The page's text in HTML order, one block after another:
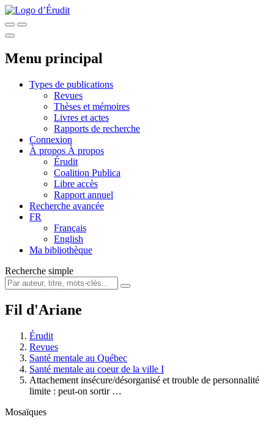
Menu principal
Types de publications
Revues
Thèses et mémoires
Livres et actes
Rapports de recherche
Connexion
À propos À propos
Érudit
Coalition Publica
Libre accès
Rapport annuel
Recherche avancée
FR
Français
English
Ma bibliothèque
Recherche simple
Fil d'Ariane
Érudit
Revues
Santé mentale au Québec
Santé mentale au coeur de la ville I
Attachement insécure/désorganisé et trouble de personnalité
limite : peut-on sortir …
Mosaïques